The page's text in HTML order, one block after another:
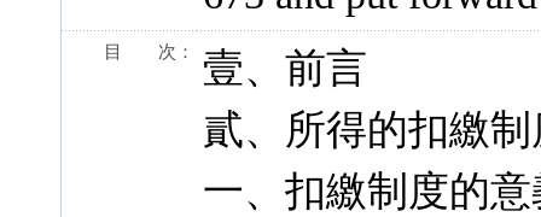
目 次：
壹、前言
貳、所得的扣繳
一、扣繳制度的意